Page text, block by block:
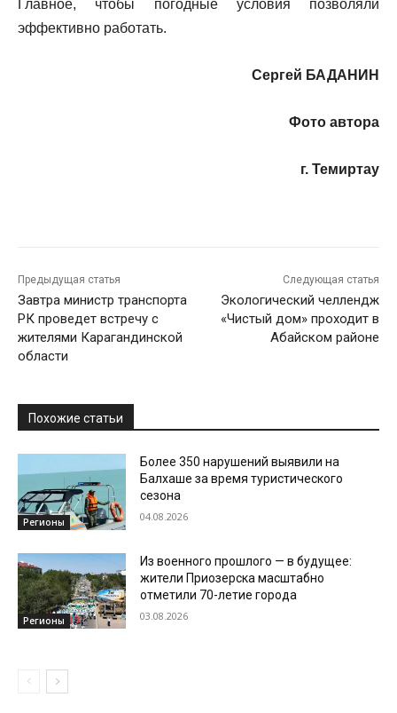
Главное, чтобы погодные условия позволяли
эффективно работать.
Сергей БАДАНИН
Фото автора
г. Темиртау
Предыдущая статья
Завтра министр транспорта
РК проведет встречу с
жителями Карагандинской
области
Следующая статья
Экологический челлендж
«Чистый дом» проходит в
Абайском районе
Похожие статьи
Регионы
Более 350 нарушений выявили на
Балхаше за время туристического
сезона
04.08.2026
Регионы
Из военного прошлого — в будущее:
жители Приозерска масштабно
отметили 70-летие города
03.08.2026